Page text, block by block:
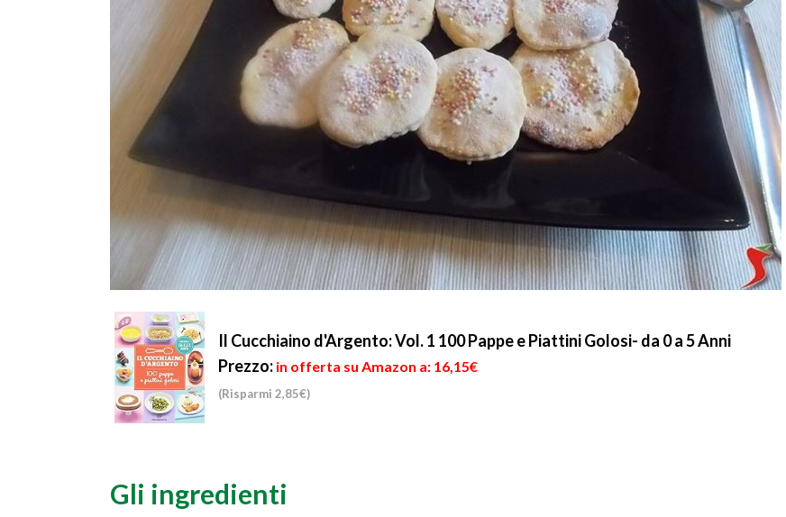
Il Cucchiaino d'Argento: Vol. 1 100 Pappe e Piattini Golosi- da 0 a 5 Anni
Prezzo: in offerta su Amazon a: 16,15€
(Risparmi 2,85€)
Gli ingredienti